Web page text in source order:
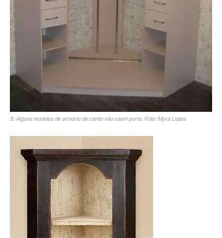
9. Alguns modelos de armário de canto não usam porta. Foto: Myra Lopes